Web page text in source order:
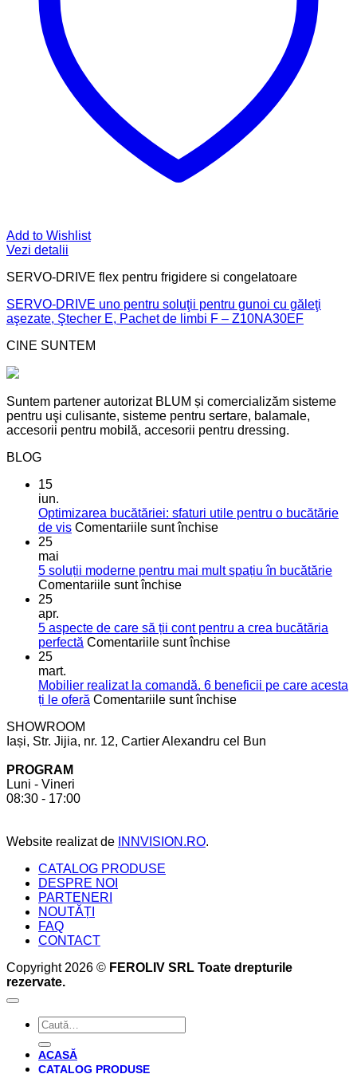
Add to Wishlist
Vezi detalii
SERVO-DRIVE flex pentru frigidere si congelatoare
SERVO-DRIVE uno pentru soluţii pentru gunoi cu găleţi
aşezate, Ştecher E, Pachet de limbi F – Z10NA30EF
CINE SUNTEM
Suntem partener autorizat BLUM și comercializăm sisteme
pentru uşi culisante, sisteme pentru sertare, balamale,
accesorii pentru mobilă, accesorii pentru dressing.
BLOG
15
iun.
Optimizarea bucătăriei: sfaturi utile pentru o bucătărie
de vis Comentariile sunt închisepentru
sfaturi
bucătărie
de
25
mai
5 soluții moderne pentru mai mult spațiu în bucătărie
Comentariile sunt închisepentru
moderne
pentru
spațiu
în
25
apr.
5 aspecte de care să ții cont pentru a crea bucătăria
perfectă Comentariile sunt închisepentru
de
care
cont
25
mart.
Mobilier realizat la comandă. 6 beneficii pe care acesta
ți le oferă Comentariile sunt închisepentru
la
SHOWROOM
Iași, Str. Jijia, nr. 12, Cartier Alexandru cel Bun
PROGRAM
Luni - Vineri
08:30 - 17:00
Website realizat de INNVISION.RO.
CATALOG PRODUSE
DESPRE NOI
PARTENERI
NOUTĂȚI
FAQ
CONTACT
Copyright 2026 © FEROLIV SRL Toate drepturile
rezervate.
Caută
după:
ACASĂ
CATALOG PRODUSE